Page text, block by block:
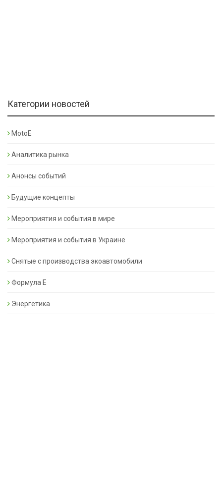
Категории новостей
MotoE
Аналитика рынка
Анонсы событий
Будущие концепты
Мероприятия и события в мире
Мероприятия и события в Украине
Снятые с производства экоавтомобили
Формула Е
Энергетика